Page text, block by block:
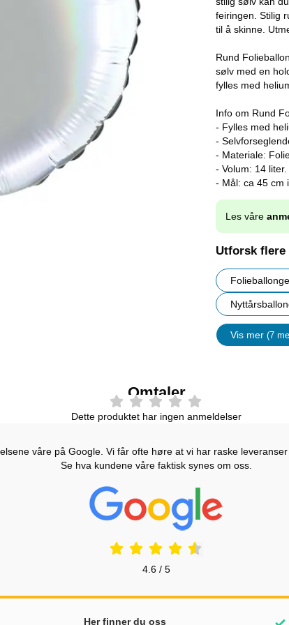
feiringen. Stilig
til å skinne.
Rund
sølv med en
fylles med
Info om Rund
- Fylles med
-
- Materiale:
- Volum: 14 liter.
- Mål: ca 45 cm
Les våre
Utforsk flere
Vis mer (7
Omtaler
Dette produktet har ingen anmeldelser
våre på Google. Vi får ofte høre at vi har raske leveranser
Se hva kundene våre faktisk synes om oss.
Prisjakt Vurdering: 4.6 Stjerne
4.6 / 5
Her finner du oss